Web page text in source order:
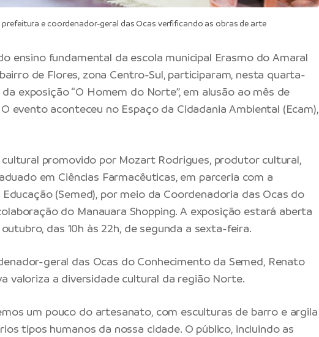
e coordenador-geral das Ocas verfificando as obras de arte
ensino fundamental da escola municipal Erasmo do Amaral
de Flores, zona Centro-Sul, participaram, nesta quarta-
exposição “O Homem do Norte”, em alusão ao mês de
evento aconteceu no Espaço da Cidadania Ambiental (Ecam),
promovido por Mozart Rodrigues, produtor cultural,
em Ciências Farmacêuticas, em parceria com a
(Semed), por meio da Coordenadoria das Ocas do
do Manauara Shopping. A exposição estará aberta
outubro, das 10h às 22h, de segunda a sexta-feira.
geral das Ocas do Conhecimento da Semed, Renato
valoriza a diversidade cultural da região Norte.
um pouco do artesanato, com esculturas de barro e argila
tipos humanos da nossa cidade. O público, incluindo as